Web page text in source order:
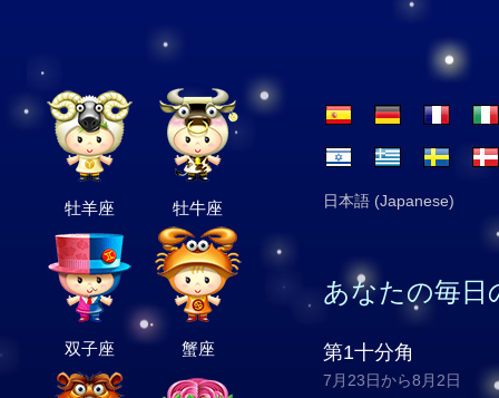
牡羊座 牡牛座
双子座 蟹座
日本語 (Japanese)
あなたの毎日
第1十分角
7月23日から8月2日